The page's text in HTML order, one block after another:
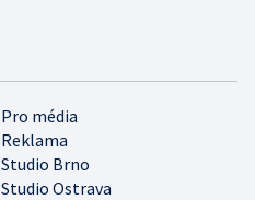
Pro média
Reklama
Studio Brno
Studio Ostrava